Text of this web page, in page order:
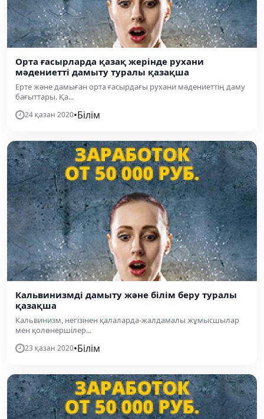
Орта ғасырларда қазақ жерінде рухани
мәдениетті дамыту туралы қазақша
Ерте және дамыған орта ғасырдағы рухани мәдениеттің даму
бағыттары. Қа...
24 қазан 2020•Білім
Кальвинизмді дамыту және білім беру туралы
қазақша
Кальвинизм, негізінен қалаларда-жалдамалы жұмысшылар
мен қолөнершілер...
23 қазан 2020•Білім